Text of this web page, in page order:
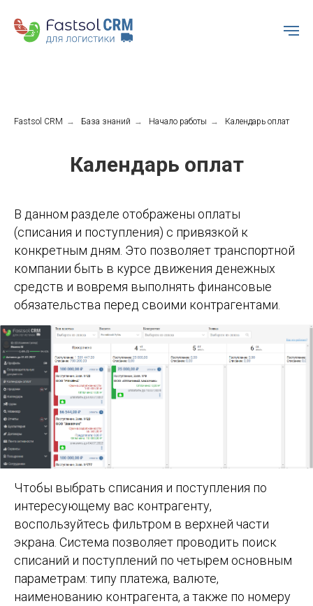
Fastsol CRM → База знаний → Начало работы → Календарь оплат
Календарь оплат
В данном разделе отображены оплаты
(списания и поступления) с привязкой к
конкретным дням. Это позволяет транспортной
компании быть в курсе движения денежных
средств и вовремя выполнять финансовые
обязательства перед своими контрагентами.
Чтобы выбрать списания и поступления по
интересующему вас контрагенту,
воспользуйтесь фильтром в верхней части
экрана. Система позволяет проводить поиск
списаний и поступлений по четырем основным
параметрам: типу платежа, валюте,
наименованию контрагента, а также по номеру